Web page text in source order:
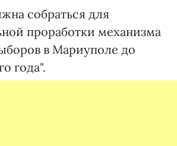
собраться для
проработки механизма
в Мариуполе до
года".